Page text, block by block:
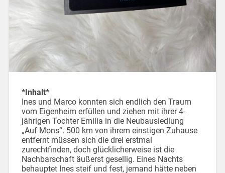
*Inhalt*
Ines und Marco konnten sich endlich den Traum
vom Eigenheim erfüllen und ziehen mit ihrer 4-
jährigen Tochter Emilia in die Neubausiedlung
„Auf Mons“. 500 km von ihrem einstigen Zuhause
entfernt müssen sich die drei erstmal
zurechtfinden, doch glücklicherweise ist die
Nachbarschaft äußerst gesellig. Eines Nachts
behauptet Ines steif und fest, jemand hätte neben